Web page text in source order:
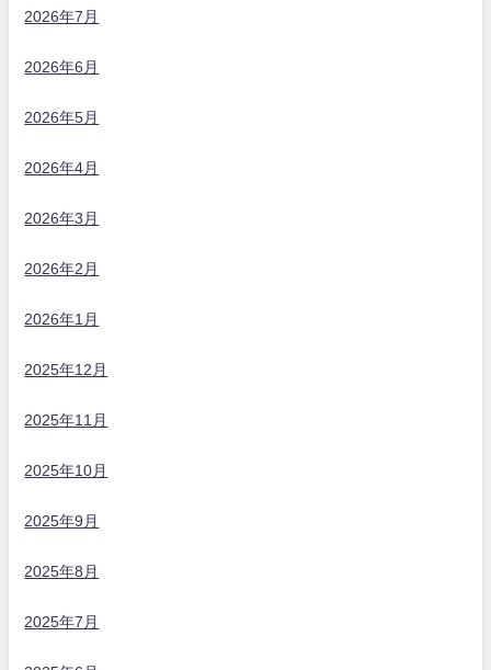
2026年7月
2026年6月
2026年5月
2026年4月
2026年3月
2026年2月
2026年1月
2025年12月
2025年11月
2025年10月
2025年9月
2025年8月
2025年7月